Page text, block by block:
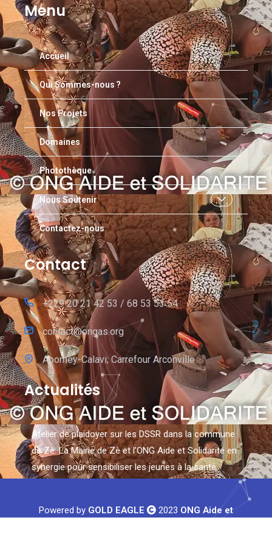
Menu
Accueil
Qui Sommes-nous ?
Nos Projets
Domaines
Photothèque
Nous Soutenir
Contactez-nous
Contact
+229 20 21 42 53 / 68 53 53 54
contact@ongas.org
Abomey-Calavi; Carrefour Arconville
Actualités
Powered by GOLD EAGLE 2023 ONG Aide et